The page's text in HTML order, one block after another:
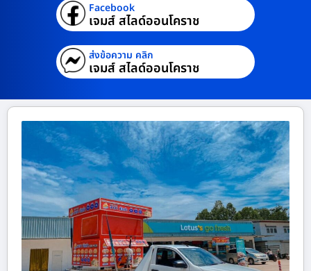
Facebook
เจมส์ สไลด์ออนโคราช
ส่งข้อความ คลิก
เจมส์ สไลด์ออนโคราช